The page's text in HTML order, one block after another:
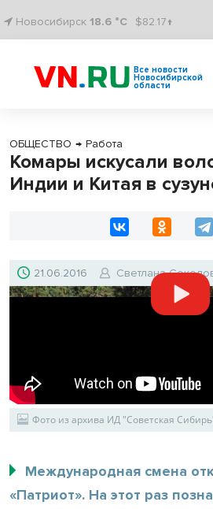
Новосибирск 18.6 °C $82.17↑
Все новости
Новосибирской
области
ОБЩЕСТВО → Работа
Комары искусали
Индии и Китая в
21.06.2016 Светлана
Фото из архива ИД "Советская
Международная смена
«Патриот». На этот раз